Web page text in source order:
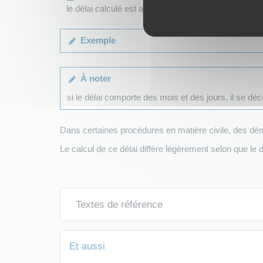
le délai calculé est allongé si l'adversaire habite en
Exemple
À noter
si le délai comporte des mois et des jours, il se
Dans certaines procédures en matière civile, des
Le calcul de ce délai diffère légèrement selon que
Textes de référence
Et aussi